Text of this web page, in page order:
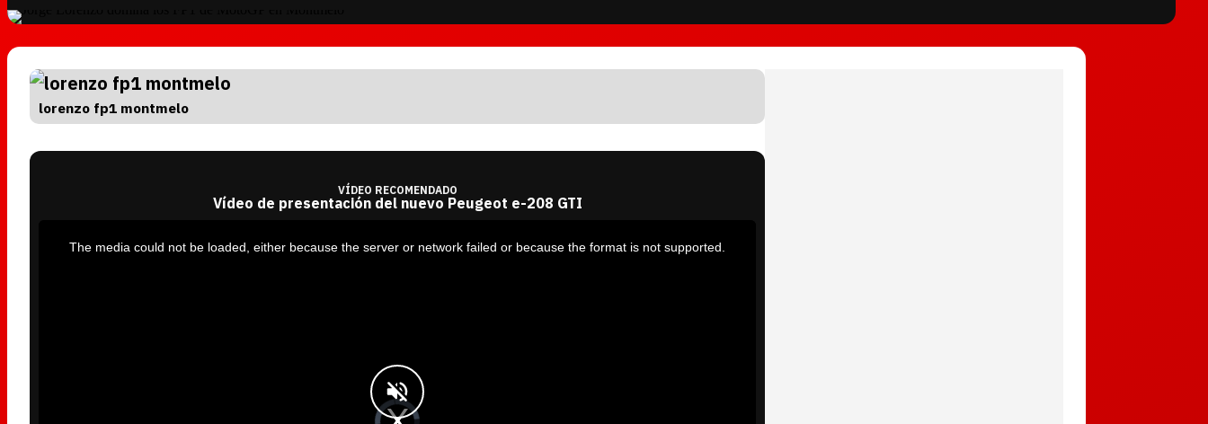
lorenzo fp1 montmelo
VÍDEO RECOMENDADO
Vídeo de presentación del nuevo Peugeot e-208 GTI
V
i
The media could not be loaded, either because the server or network failed or because the format is not supported.